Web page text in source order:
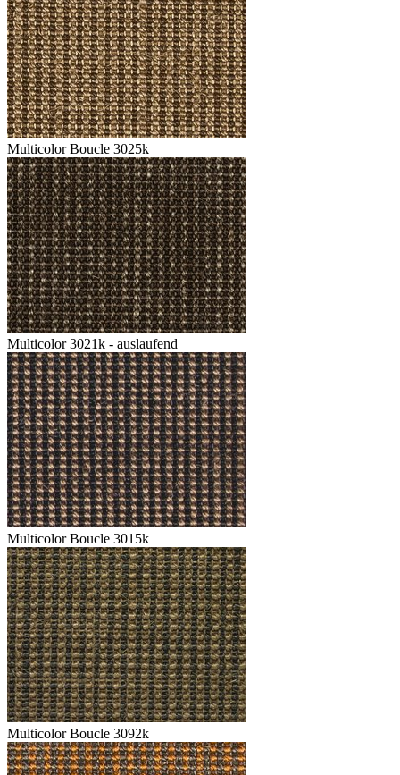
Multicolor Boucle 3025k
Multicolor 3021k - auslaufend
Multicolor Boucle 3015k
Multicolor Boucle 3092k